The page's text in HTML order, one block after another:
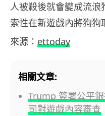
人被殺後就會變成流
索性在新遊戲內將狗狗
來源： ettoday
相關文章:
Trump 簽署公平
司對遊戲內容審查